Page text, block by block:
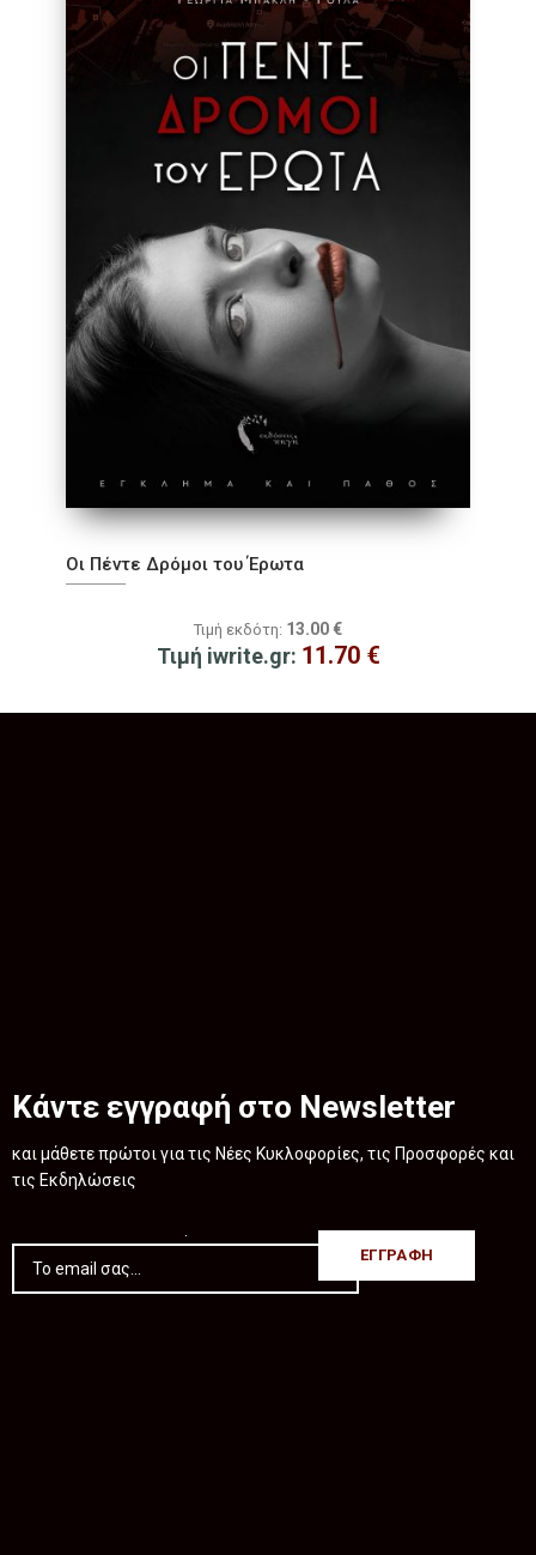
Οι Πέντε Δρόμοι του Έρωτα
Τιμή εκδότη: 13.00 €
Τιμή iwrite.gr: 11.70 €
Κάντε εγγραφή στο Newsletter
και μάθετε πρώτοι για τις Νέες Κυκλοφορίες, τις Προσφορές και
τις Εκδηλώσεις
.